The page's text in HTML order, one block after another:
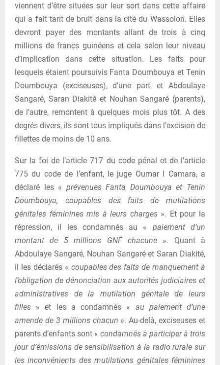
viennent d’être situées sur leur sort dans cette affaire
qui a fait tant de bruit dans la cité du Wassolon. Elles
devront payer des montants allant de trois à cinq
millions de francs guinéens et cela selon leur niveau
d’implication dans cette situation. Les faits pour
lesquels étaient poursuivis Fanta Doumbouya et Tenin
Doumbouya (exciseuses), d’une part, et Abdoulaye
Sangaré, Saran Diakité et Nouhan Sangaré (parents),
de l’autre, remontent à quelques mois plus tôt. A des
degrés divers, ils sont tous impliqués dans l’excision de
fillettes de moins de 10 ans.
Sur la foi de l’article 717 du code pénal et de l’article
775 du code de l’enfant, le juge Oumar I Camara, a
déclaré les « prévenues Fanta Doumbouya et Tenin
Doumbouya, coupables des faits de mutilations
génitales féminines mis à leurs charges». Et pour la
répression, il les condamnés au « paiement d’un
montant de 5 millions GNF chacune». Quant à
Abdoulaye Sangaré, Nouhan Sangaré et Saran Diakité,
il les déclarés « coupables des faits de manquement à
l’obligation de dénonciation aux autorités judiciaires et
administratives de la mutilation génitale de leurs
filles » et les a condamnés « au paiement d’une
amende de 3 millions chacun ». Au-delà, exciseuses et
parents d’enfants sont « condamnés à participer à trois
jour d’émissions de sensibilisation à la radio rurale sur
les inconvénients des mutilations génitales féminines